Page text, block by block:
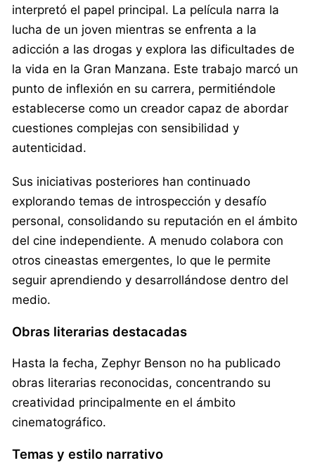
interpretó el papel principal. La película narra la
lucha de un joven mientras se enfrenta a la
adicción a las drogas y explora las dificultades de
la vida en la Gran Manzana. Este trabajo marcó un
punto de inflexión en su carrera, permitiéndole
establecerse como un creador capaz de abordar
cuestiones complejas con sensibilidad y
autenticidad.
Sus iniciativas posteriores han continuado
explorando temas de introspección y desafío
personal, consolidando su reputación en el ámbito
del cine independiente. A menudo colabora con
otros cineastas emergentes, lo que le permite
seguir aprendiendo y desarrollándose dentro del
medio.
Obras literarias destacadas
Hasta la fecha, Zephyr Benson no ha publicado
obras literarias reconocidas, concentrando su
creatividad principalmente en el ámbito
cinematográfico.
Temas y estilo narrativo